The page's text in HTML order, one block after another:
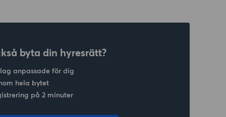
byta din hyresrätt?
anpassade för dig
hela bytet
på 2 minuter